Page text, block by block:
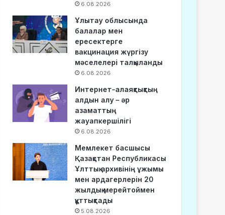
6.08.2026
Ұлытау облысында
балалар мен
ересектерге
вакцинация жүргізу
мәселелері талқыланды
6.08.2026
Интернет-алаяқтықтың
алдын алу – әр
азаматтың
жауапкершілігі
6.08.2026
Мемлекет басшысы
Қазақстан Республикасы
Ұлттық архивінің ұжымы
мен ардагерлерін 20
жылдық мерейтоймен
құттықтады
5.08.2026